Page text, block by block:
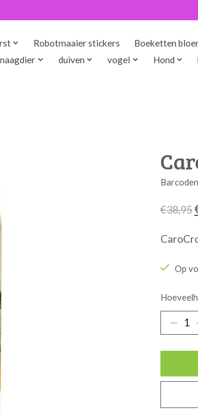
Robotmaaier stickers Boeketten
duiven vogel Hond
€38,95
Op